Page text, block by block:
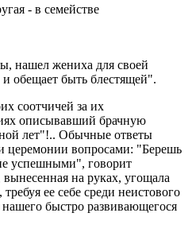
- в семействе
нашел жениха для своей
и обещает быть блестящей".
соотчичей за их
описывавший брачную
лет"!.. Обычные ответы
церемонии вопросами: "Берешь
успешными", говорит
на руках, угощала
ее себе среди неистового
быстро развивающегося